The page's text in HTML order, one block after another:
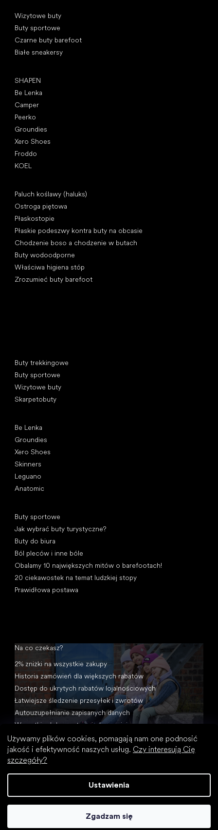
Używamy plików cookies, pomagają nam one podnosić
jakość i efektywność naszych usług. Czy interesują Cię
szczegóły?
Ustawienia
Zgadzam się
Wizytowe buty
Buty sportowe
Czarne buty barefoot
Białe sneakersy
SHAPEN
Be Lenka
Camper
Peerko
Groundies
Xero Shoes
Froddo
KOEL
Paluch koślawy (haluks)
Ostroga piętowa
Płaskostopie
Płaskie podeszwy kontra buty na obcasie
Chodzenie boso a chodzenie w butach
Buty wodoodporne
Właściwa higiena stóp
Zrozumieć buty barefoot
Buty trekkingowe
Buty sportowe
Wizytowe buty
Skarpetobuty
Be Lenka
Groundies
Xero Shoes
Skinners
Leguano
Anatomic
Buty sportowe
Jak wybrać buty turystyczne?
Buty do biura
Ból pleców i inne bóle
Obalamy 10 największych mitów o barefootach!
20 ciekawostek na temat ludzkiej stopy
Prawidłowa postawa
Na co czekasz?
2% zniżki na wszystkie zakupy
Historia zamówień dla większych rabatów
Dostęp do ukrytych rabatów lojalnościowych
Łatwiejsze śledzenie przesyłek i zwrotów
Autouzupełnianie zapisanych danych
Wszystkie dokumenty w jednym miejscu
Opracował Shoptet
Footic. Wszystkie prawa zastrzeżone.